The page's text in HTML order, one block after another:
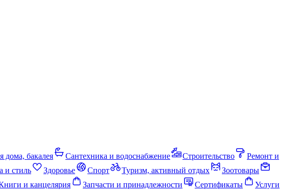
дома, бакалея Сантехника и водоснабжение Строительство
Ремонт и
и стиль Здоровье Спорт Туризм, активный отдых
Зоотовары
и канцелярия Запчасти и принадлежности Сертификаты
Услуги